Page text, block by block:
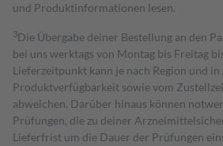
und Produktinformationen lesen.
3Die Übergabe deiner Bestellung an den
bei uns werktags von Montag bis Freitag
Lieferzeitpunkt kann je nach Region und
Produktverfügbarkeit sowie vom
abweichen. Darüber hinaus können
Prüfungen, die zu deiner
Lieferfrist um die Dauer der Prüfungen